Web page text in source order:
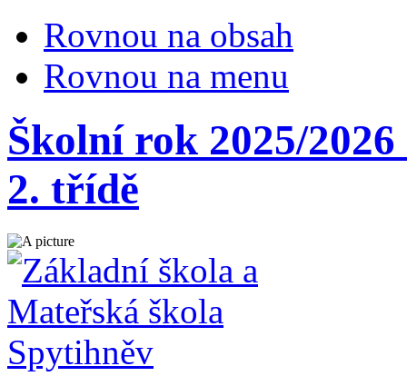
Rovnou na obsah
Rovnou na menu
Školní rok 2025/
2. třídě